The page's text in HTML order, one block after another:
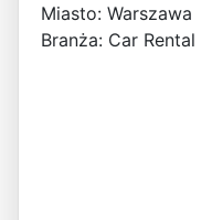
Miasto: Warszawa
Branża: Car Rental